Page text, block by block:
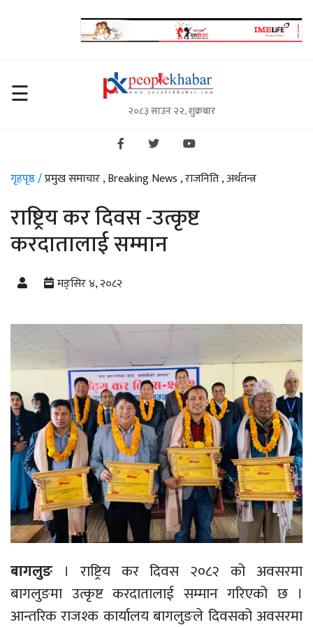
☰ २०८३ साउन २२, शुक्रबार
गृहपृष्ठ
विचार/
स्थानीय
सरकार
अर्थतन्त्र
प्रवास
अन्य
गृहपृष्ठ /प्रमुख समाचार ,Breaking News ,राजनिति ,अर्थतन्त्र
राष्ट्रिय कर दिवस -उत्कृष्ट
करदातालाई सम्मान
मङ्सिर ४, २०८२
बागलुङ । राष्ट्रिय कर दिवस २०८२ को अवसरमा
बागलुङमा उत्कृष्ट करदातालाई सम्मान गरिएको छ ।
आन्तरिक राजश्क कार्यालय बागलुङले दिवसको अवसरमा